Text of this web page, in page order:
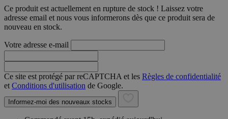
Ce produit est actuellement en rupture de stock ! Laissez votre
adresse email et nous vous informerons dès que ce produit sera de
nouveau en stock.
Votre adresse e-mail
Ce site est protégé par reCAPTCHA et les Règles de confidentialité
et Conditions d'utilisation de Google.
Informez-moi des nouveaux stocks